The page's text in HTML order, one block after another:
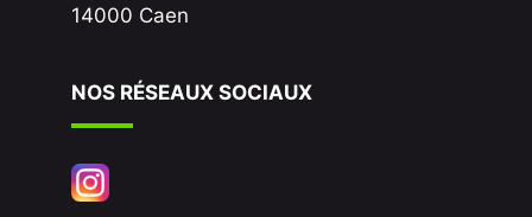
14000 Caen
NOS RÉSEAUX SOCIAUX